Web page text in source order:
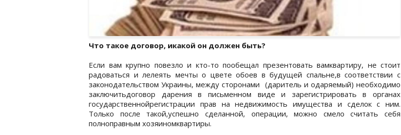
Что такое договор, икакой он должен быть?
Если вам крупно повезло и кто-то пообещал презентовать вамквартиру, не стоит
радоваться и лелеять мечты о цвете обоев в будущей спальне,в соответствии с
законодательством Украины, между сторонами (даритель и одаряемый) необходимо
заключитьдоговор дарения в письменном виде и зарегистрировать в органах
государственнойрегистрации прав на недвижимость имущества и сделок с ним.
Только после такой,успешно сделанной, операции, можно смело считать себя
полноправным хозяиномквартиры.